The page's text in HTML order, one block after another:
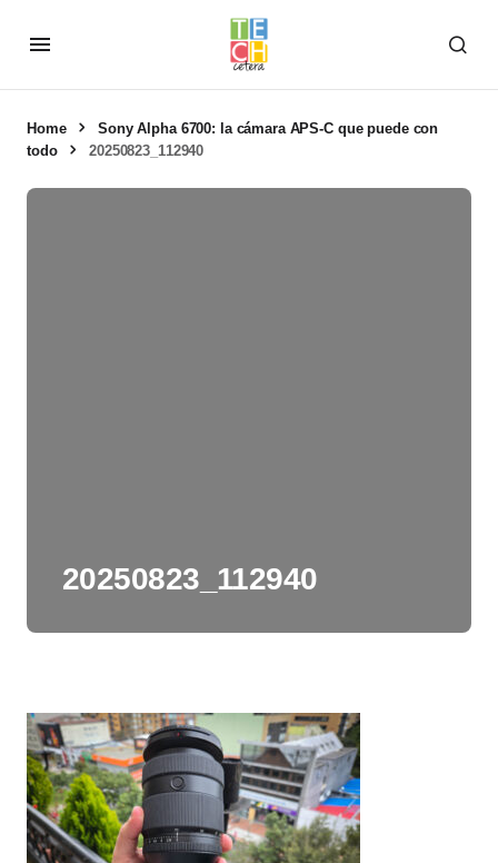
Home
Sony Alpha 6700: la cámara APS-C que puede con
todo
20250823_112940
20250823_112940